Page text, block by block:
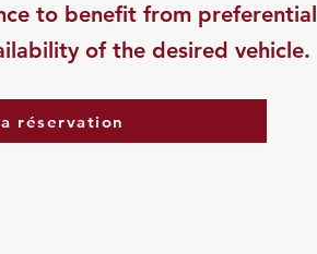
to benefit from preferential
of the desired vehicle.
réservation